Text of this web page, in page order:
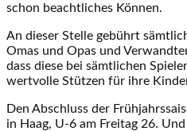
schon beachtliches Können.
An dieser Stelle gebührt
Omas und Opas und
dass diese bei sämtlichen
wertvolle Stützen für ihre
Den Abschluss der
in Haag, U-6 am Freitag 26.